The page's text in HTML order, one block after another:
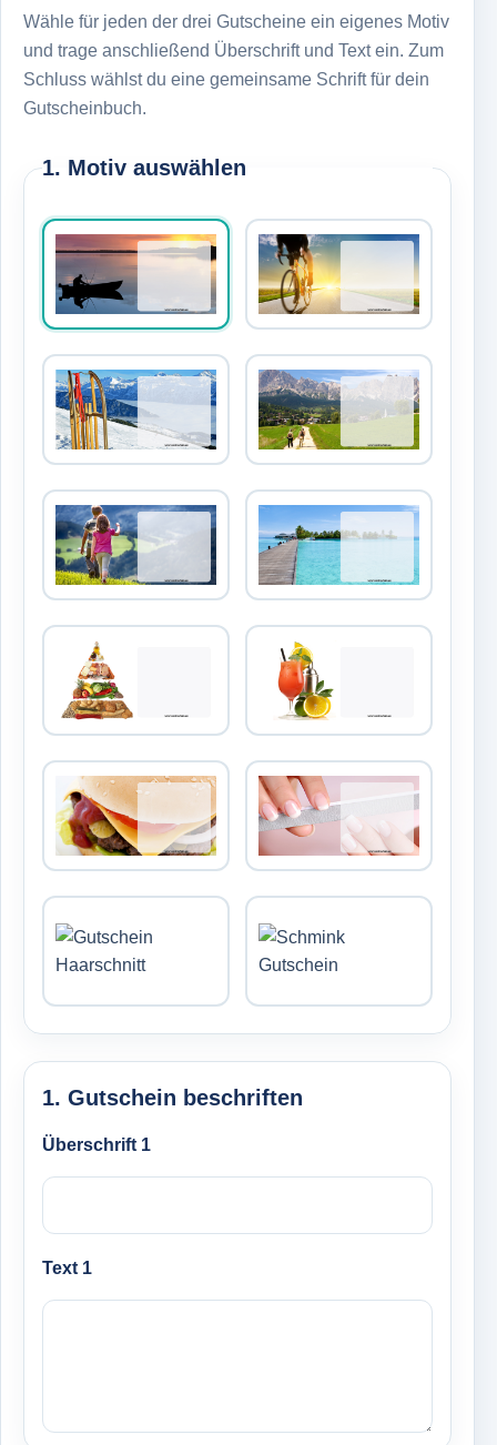
Wähle für jeden der drei Gutscheine ein eigenes Motiv
und trage anschließend Überschrift und Text ein. Zum
Schluss wählst du eine gemeinsame Schrift für dein
Gutscheinbuch.
1. Motiv auswählen
1. Gutschein beschriften
Überschrift 1
Text 1